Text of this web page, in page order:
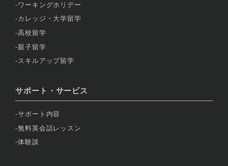
ワーキングホリデー
カレッジ・大学留学
高校留学
親子留学
スキルアップ留学
サポート・サービス
サポート内容
無料英会話レッスン
体験談